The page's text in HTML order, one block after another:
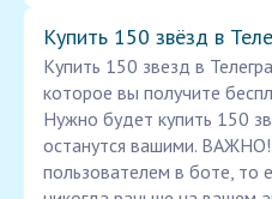
Купить 150 звёзд в
Купить 150 звезд в
которое вы получите
Нужно будет купить 150
останутся вашими.
пользователем в боте, то